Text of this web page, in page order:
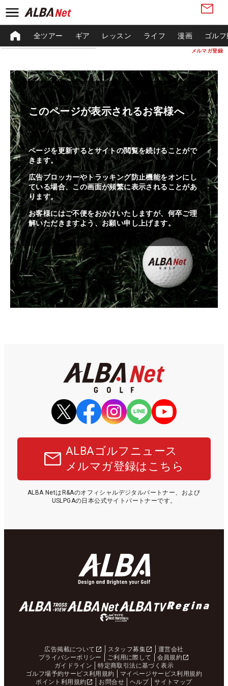
メルマガ登録
全ツアー ギア レッスン ライフ 漫画 ゴル
このページが表示されるお客様へ
ページを更新するとサイトの閲覧を続けることがで
きます。
広告ブロッカーやトラッキング防止機能をオンにし
ている場合、この画面が頻繁に表示されることがあ
ります。
お客様にはご不便をおかけいたしますが、何卒ご理
解いただきますよう、お願い申し上げます。
ALBAゴルフニュース
メルマガ登録はこちら
ALBA NetはR&Aのオフィシャルデジタルパートナー、および
USLPGAの日本公式サイトパートナーです。
広告掲載について スタッフ募集
運営会社
プライバシーポリシー
ご利用に際して
会員規約
ガイドライン
特定商取引法に基づく表示
ゴルフ場予約サービス利用規約
マイページサービス利用規約
ポイント利用規約
お問合せ ヘルプ サイトマップ